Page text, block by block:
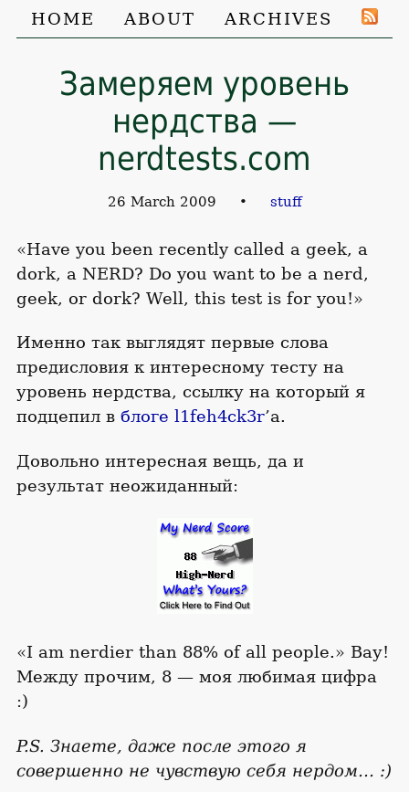
HOME ABOUT ARCHIVES
Замеряем уровень
нердства —
nerdtests.com
26 March 2009 • stuff
«Have you been recently called a geek, a
dork, a NERD? Do you want to be a nerd,
geek, or dork? Well, this test is for you!»
Именно так выглядят первые слова
предисловия к интересному тесту на
уровень нердства, ссылку на который я
подцепил в блоге l1feh4ck3r’а.
Довольно интересная вещь, да и
результат неожиданный:
«I am nerdier than 88% of all people.» Вау!
Между прочим, 8 — моя любимая цифра
:)
P.S. Знаете, даже после этого я
совершенно не чувствую себя нердом… :)